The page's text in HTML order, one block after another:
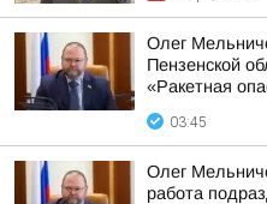
Олег
Пензенской
«Ракетная
03:45
Олег
работа